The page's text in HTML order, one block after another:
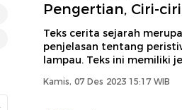
Pengertian, Ciri-
Teks cerita sejarah
penjelasan tentang
lampau. Teks ini memiliki
Kamis, 07 Des 2023 15:17 WIB